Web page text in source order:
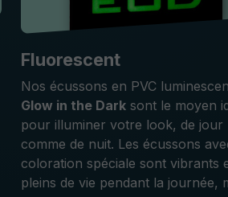
Fluorescent
Nos écussons en PVC
Glow in the Dark sont le moyen
pour illuminer votre look, de jour
comme de nuit. Les écussons
coloration spéciale sont vibrants
pleins de vie pendant la journée,